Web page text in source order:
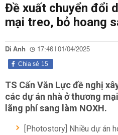
Đề xuất chuyển đổi
mại treo, bỏ hoang
Di Anh 17:46 | 01/04/2025
15
Chia sẻ
TS Cấn Văn Lực đề nghị
các dự án nhà ở thương
lãng phí sang làm NOXH.
[Photostory] Nhiều dự án